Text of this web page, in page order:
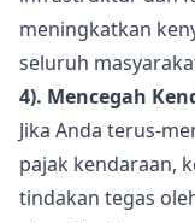
meningkatkan
seluruh
4). Mencegah
Jika Anda terus-
pajak kendaraan,
tindakan tegas